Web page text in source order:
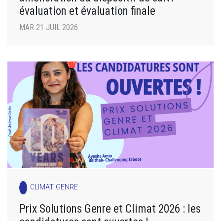
évaluation et évaluation finale
MAR 21 JUIL 2026
CLIMAT GENRE
Prix Solutions Genre et Climat 2026 : les